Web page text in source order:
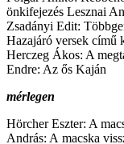
ön­kifejezés Lesznai
Zsadányi Edit:
Haza­járó versek című
Herczeg Ákos: A
Endre: Az ős Kaján
mérlegen
Hörcher Eszter: A
András: A macska